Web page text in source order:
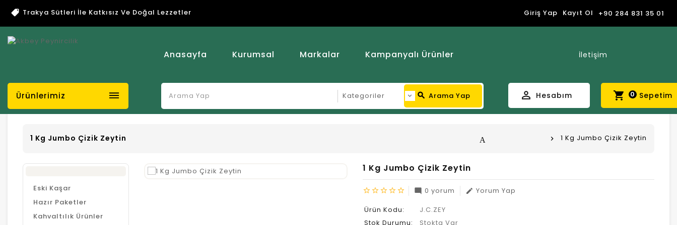
Trakya Sütleri İle Katkısız Ve Doğal Lezzetler Giriş Yap Kayıt Ol +90 284 831 35 01
Anasayfa Kurumsal Markalar Kampanyalı Ürünler İletişim
dehaze
Ürünlerimiz search Arama Yap perm_identity Hesabım shopping_cart Sepetim
0
1 Kg Jumbo Çizik Zeytin Anasayfa 1 Kg Jumbo Çizik Zeytin
Eski Kaşar
Hazır Paketler
Kahvaltılık Ürünler
1 Kg Jumbo Çizik Zeytin
star_borderstar_borderstar_borderstar_borderstar_border mode_comment 0 yorum edit Yorum Yap
Ürün Kodu:
J.C.ZEY
Stok Durumu:
Stokta Var